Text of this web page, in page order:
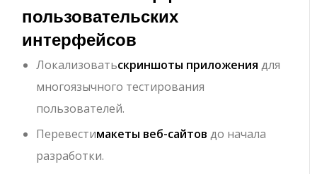
пользовательских
интерфейсов
Локализоватьскриншоты приложения для
многоязычного тестирования
пользователей.
Перевестимакеты веб-сайтов до начала
разработки.